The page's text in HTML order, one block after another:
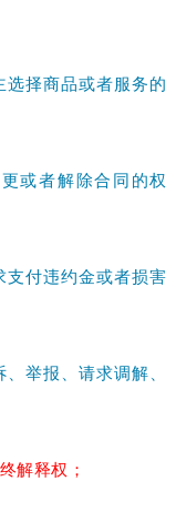
选择商品或者服务的
或者解除合同的权
支付违约金或者损害
举报、请求调解、
解释权；